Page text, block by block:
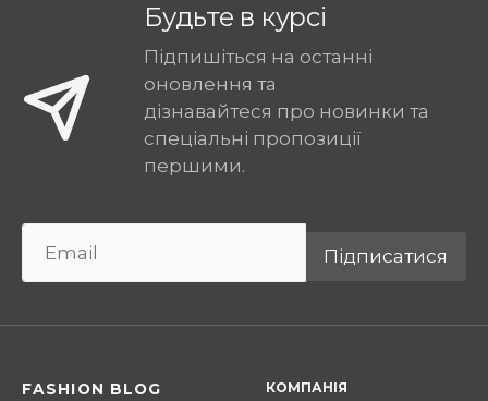
Будьте в курсі
Підпишіться на останні
оновлення та
дізнавайтеся про новинки та
спеціальні пропозиції
першими.
Підписатися
FASHION BLOG КОМПАНІЯ